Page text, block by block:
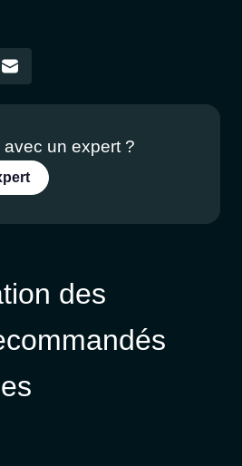
un expert ?
des